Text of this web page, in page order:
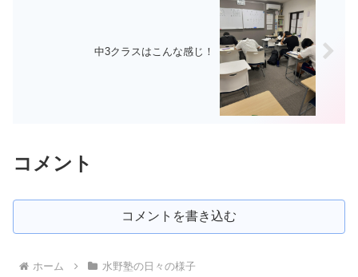
中3クラスはこんな感じ！
コメント
コメントを書き込む
ホーム 水野塾の日々の様子